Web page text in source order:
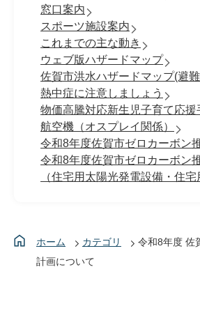
窓口案内
スポーツ施設案内
これまでの主な動き
ウェブ版ハザードマップ
佐賀市洪水ハザードマップ(避
熱中症に注意しましょう
物価高騰対応新生児子育て応援
航空機（オスプレイ関係）
令和8年度佐賀市ゼロカーボン
令和8年度佐賀市ゼロカーボン
（住宅用太陽光発電設備・住宅
ホーム カテゴリ
令和8年度 佐
計画について